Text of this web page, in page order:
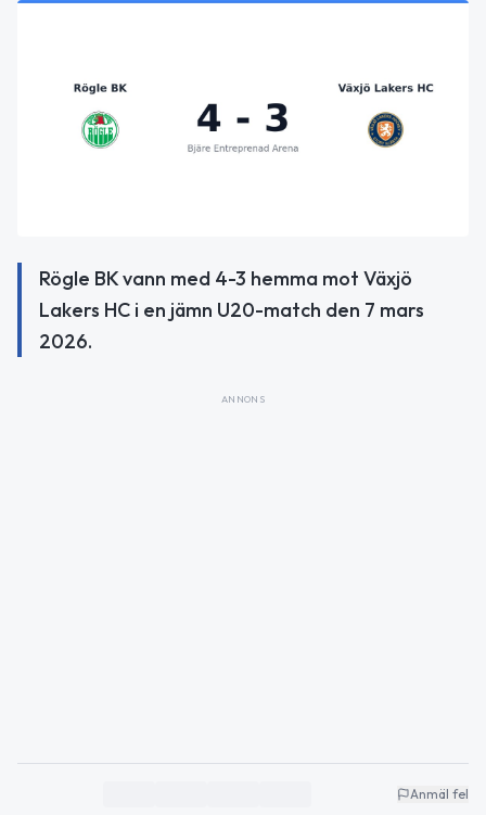
Rögle BK vann med 4-3 hemma mot Växjö
Lakers HC i en jämn U20-match den 7 mars
2026.
ANNONS
Anmäl fel